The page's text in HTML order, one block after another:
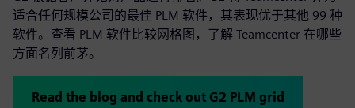
适合任何规模公司的最佳 PLM 软件，其表现优于其他 99 种
软件。查看 PLM 软件比较网格图，了解 Teamcenter 在哪些
方面名列前茅。
Read the blog and check out G2 PLM grid